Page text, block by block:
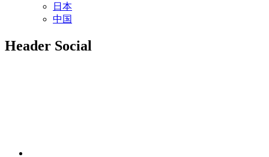
日本
中国
Header Social